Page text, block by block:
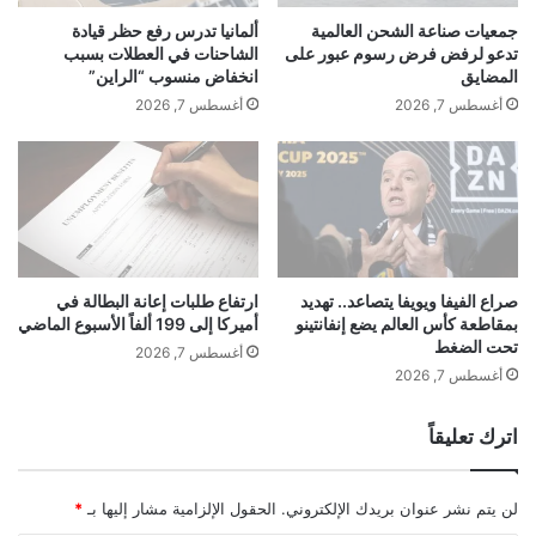
6
0
أ
ف
م
ع
ا
ر
ا
ف
ر
ح
ف
ض
ض
ر
ل
ل
ث
ر
ة
ع
ل
ى
جمعيات صناعة الشحن العالمية
تدعو لرفض فرض رسوم عبور على
المضايق
أغسطس 7, 2026
ألمانيا تدرس رفع حظر قيادة
الشاحنات في العطلات بسبب
انخفاض منسوب “الراين”
أغسطس 7, 2026
صراع الفيفا ويويفا يتصاعد.. تهديد
بمقاطعة كأس العالم يضع إنفانتينو
تحت الضغط
أغسطس 7, 2026
ارتفاع طلبات إعانة البطالة في
أميركا إلى 199 ألفاً الأسبوع الماضي
أغسطس 7, 2026
اترك تعليقاً
لن يتم نشر عنوان بريدك الإلكتروني. الحقول الإلزامية مشار إليها بـ *